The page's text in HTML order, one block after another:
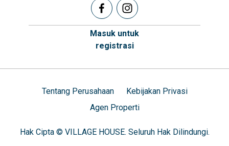
Masuk untuk
registrasi
Tentang Perusahaan
Kebijakan Privasi
Agen Properti
Hak Cipta © VILLAGE HOUSE. Seluruh Hak Dilindungi.